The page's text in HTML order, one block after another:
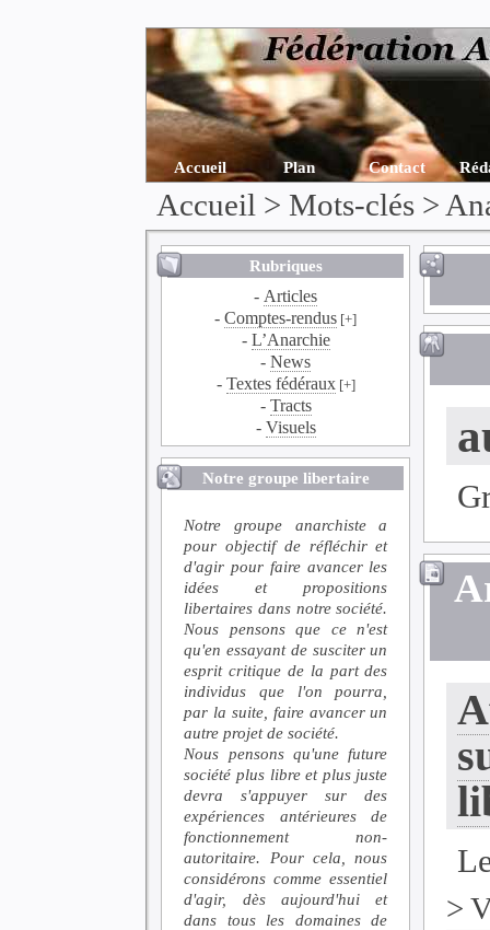
Accueil Plan Contact
Accueil > Mots-clés >
Rubriques
- Articles
-Comptes-rendus [+]
- L’Anarchie
-News
- Textes fédéraux[+]
- Tracts
- Visuels
Notre groupe libertaire
Notre groupe anarchiste a
pour objectif de réfléchir et
d'agir pour faire avancer les
idées et propositions
libertaires dans notre société.
Nous pensons que ce n'est
qu'en essayant de susciter un
esprit critique de la part des
individus que l'on pourra,
par la suite, faire avancer un
autre projet de société.
Nous pensons qu'une future
société plus libre et plus juste
devra s'appuyer sur des
expériences antérieures de
fonctionnement non-
autoritaire. Pour cela, nous
considérons comme essentiel
d'agir, dès aujourd'hui et
dans tous les domaines de
>